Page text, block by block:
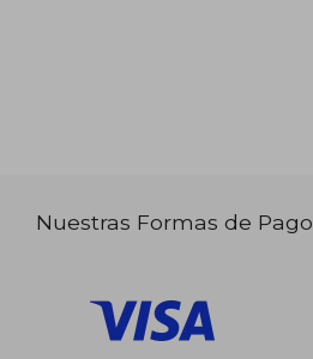
Nuestras Formas de Pago